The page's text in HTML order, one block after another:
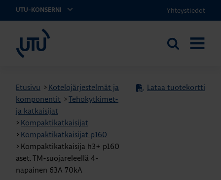
UTU-KONSERNI Yhteystiedot
Etsi
Etusivu > Kotelojärjestelmät ja
komponentit >Tehokytkimet-
ja katkaisijat
> Kompaktikatkaisijat
> Kompaktikatkaisijat p160
> Kompaktikatkaisija h3+ p160
aset. TM-suojareleellä 4-
napainen 63A 70kA
Lataa tuotekortti